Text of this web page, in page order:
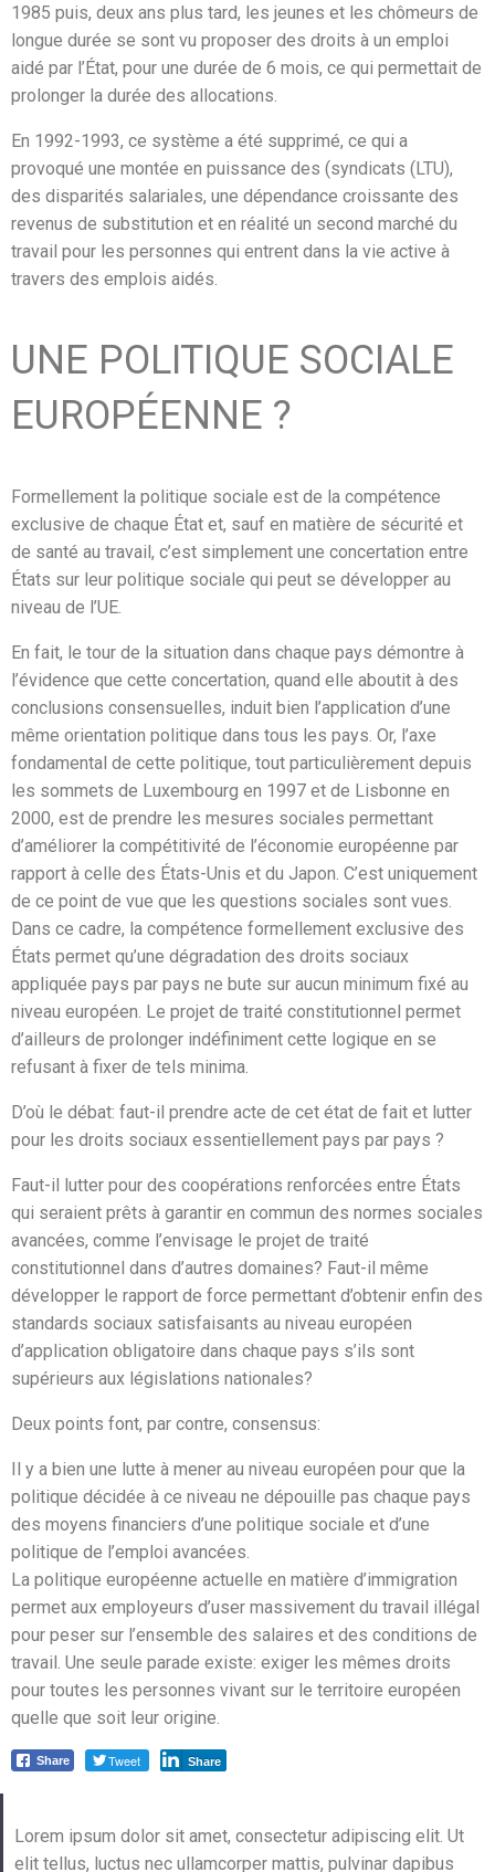
1985 puis, deux ans plus tard, les jeunes et les chômeurs de
longue durée se sont vu proposer des droits à un emploi
aidé par l’État, pour une durée de 6 mois, ce qui permettait de
prolonger la durée des allocations.
En 1992-1993, ce système a été supprimé, ce qui a
provoqué une montée en puissance des (syndicats (LTU),
des disparités salariales, une dépendance croissante des
revenus de substitution et en réalité un second marché du
travail pour les personnes qui entrent dans la vie active à
travers des emplois aidés.
UNE POLITIQUE SOCIALE
EUROPÉENNE ?
Formellement la politique sociale est de la compétence
exclusive de chaque État et, sauf en matière de sécurité et
de santé au travail, c’est simplement une concertation entre
États sur leur politique sociale qui peut se développer au
niveau de l’UE.
En fait, le tour de la situation dans chaque pays démontre à
l’évidence que cette concertation, quand elle aboutit à des
conclusions consensuelles, induit bien l’application d’une
même orientation politique dans tous les pays. Or, l’axe
fondamental de cette politique, tout particulièrement depuis
les sommets de Luxembourg en 1997 et de Lisbonne en
2000, est de prendre les mesures sociales permettant
d’améliorer la compétitivité de l’économie européenne par
rapport à celle des États-Unis et du Japon. C’est uniquement
de ce point de vue que les questions sociales sont vues.
Dans ce cadre, la compétence formellement exclusive des
États permet qu’une dégradation des droits sociaux
appliquée pays par pays ne bute sur aucun minimum fixé au
niveau européen. Le projet de traité constitutionnel permet
d’ailleurs de prolonger indéfiniment cette logique en se
refusant à fixer de tels minima.
D’où le débat: faut-il prendre acte de cet état de fait et lutter
pour les droits sociaux essentiellement pays par pays ?
Faut-il lutter pour des coopérations renforcées entre États
qui seraient prêts à garantir en commun des normes sociales
avancées, comme l’envisage le projet de traité
constitutionnel dans d’autres domaines? Faut-il même
développer le rapport de force permettant d’obtenir enfin des
standards sociaux satisfaisants au niveau européen
d’application obligatoire dans chaque pays s’ils sont
supérieurs aux législations nationales?
Deux points font, par contre, consensus:
Il y a bien une lutte à mener au niveau européen pour que la
politique décidée à ce niveau ne dépouille pas chaque pays
des moyens financiers d’une politique sociale et d’une
politique de l’emploi avancées.
La politique européenne actuelle en matière d’immigration
permet aux employeurs d’user massivement du travail illégal
pour peser sur l’ensemble des salaires et des conditions de
travail. Une seule parade existe: exiger les mêmes droits
pour toutes les personnes vivant sur le territoire européen
quelle que soit leur origine.
Share Tweet Share
Lorem ipsum dolor sit amet, consectetur adipiscing elit. Ut
elit tellus, luctus nec ullamcorper mattis, pulvinar dapibus